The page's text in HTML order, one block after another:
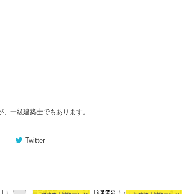
一級建築士でもあります。
Twitter